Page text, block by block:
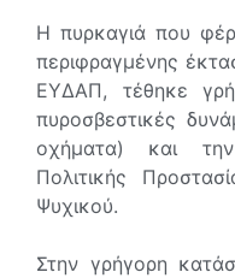
Η πυρκαγιά που
περιφραγμένης
ΕΥΔΑΠ, τέθηκε
πυροσβεστικές
οχήματα) και
Πολιτικής
Ψυχικού.
Στην γρήγορη